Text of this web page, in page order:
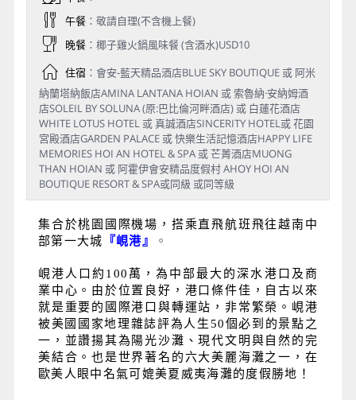
午餐：敬請自理(不含機上餐)
晚餐：椰子雞火鍋風味餐 (含酒水)USD10
住宿：會安-藍天精品酒店BLUE SKY BOUTIQUE 或 阿米
納蘭塔納飯店AMINA LANTANA HOIAN 或 索魯納·安納姆酒
店SOLEIL BY SOLUNA (原:巴比倫河畔酒店) 或 白蓮花酒店
WHITE LOTUS HOTEL 或 真誠酒店SINCERITY HOTEL或 花園
宮殿酒店GARDEN PALACE 或 快樂生活記憶酒店HAPPY LIFE
MEMORIES HOI AN HOTEL & SPA 或 芒菁酒店MUONG
THAN HOIAN 或 阿霍伊會安精品度假村 AHOY HOI AN
BOUTIQUE RESORT & SPA或同級 或同等級
集合於桃園國際機場，搭乘直飛航班飛往越南中
部第一大城 『峴港』 。
峴港人口約100萬，為中部最大的深水港口及商
業中心。由於位置良好，港口條件佳，自古以來
就是重要的國際港口與轉運站，非常繁榮。峴港
被美國國家地理雜誌評為人生50個必到的景點之
一，並讚揚其為陽光沙灘、現代文明與自然的完
美結合。也是世界著名的六大美麗海灘之一，在
歐美人眼中名氣可媲美夏威夷海灘的度假勝地！